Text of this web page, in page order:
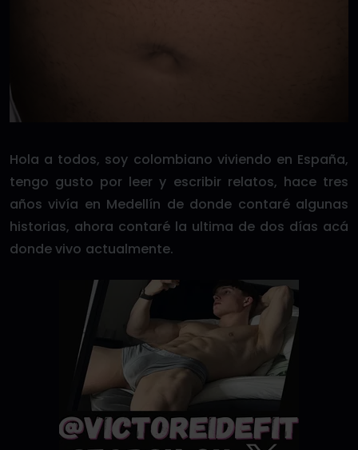
Hola a todos, soy colombiano viviendo en España,
tengo gusto por leer y escribir relatos, hace tres
años vivía en Medellín de donde contaré algunas
historias, ahora contaré la ultima de dos días acá
donde vivo actualmente.